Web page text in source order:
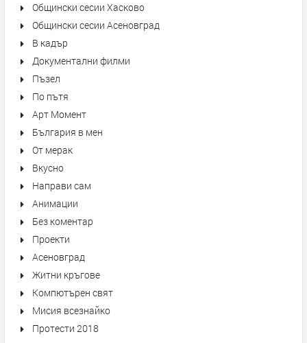
Общински сесии Хасково
Общински сесии Асеновград
В кадър
Документални филми
Пъзел
По пътя
Арт Момент
България в мен
От мерак
Вкусно
Направи сам
Анимации
Без коментар
Проекти
Асеновград
Житни кръгове
Компютърен свят
Мисия всезнайко
Протести 2018